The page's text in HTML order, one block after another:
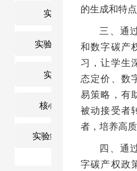
实验环境
实验教学方法
实验流程
核心知识点
实验结果与结论
的生成和特点
三、通
和数字碳产
习，让学生
态定价、数
易策略，有
被动接受者
者，培养高
四、通
字碳产权政